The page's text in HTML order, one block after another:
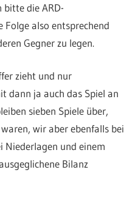
bitte die ARD-
also entsprechend
Gegner zu legen.
zieht und nur
dann ja auch das Spiel an
sieben Spiele über,
wir aber ebenfalls bei
Niederlagen und einem
Bilanz